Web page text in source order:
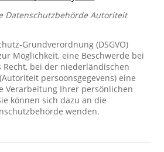
Datenschutzbehörde Autoriteit
Grundverordnung (DSGVO)
Möglichkeit, eine Beschwerde bei
Recht, bei der niederländischen
persoonsgegevens) eine
Verarbeitung Ihrer persönlichen
können sich dazu an die
wenden.